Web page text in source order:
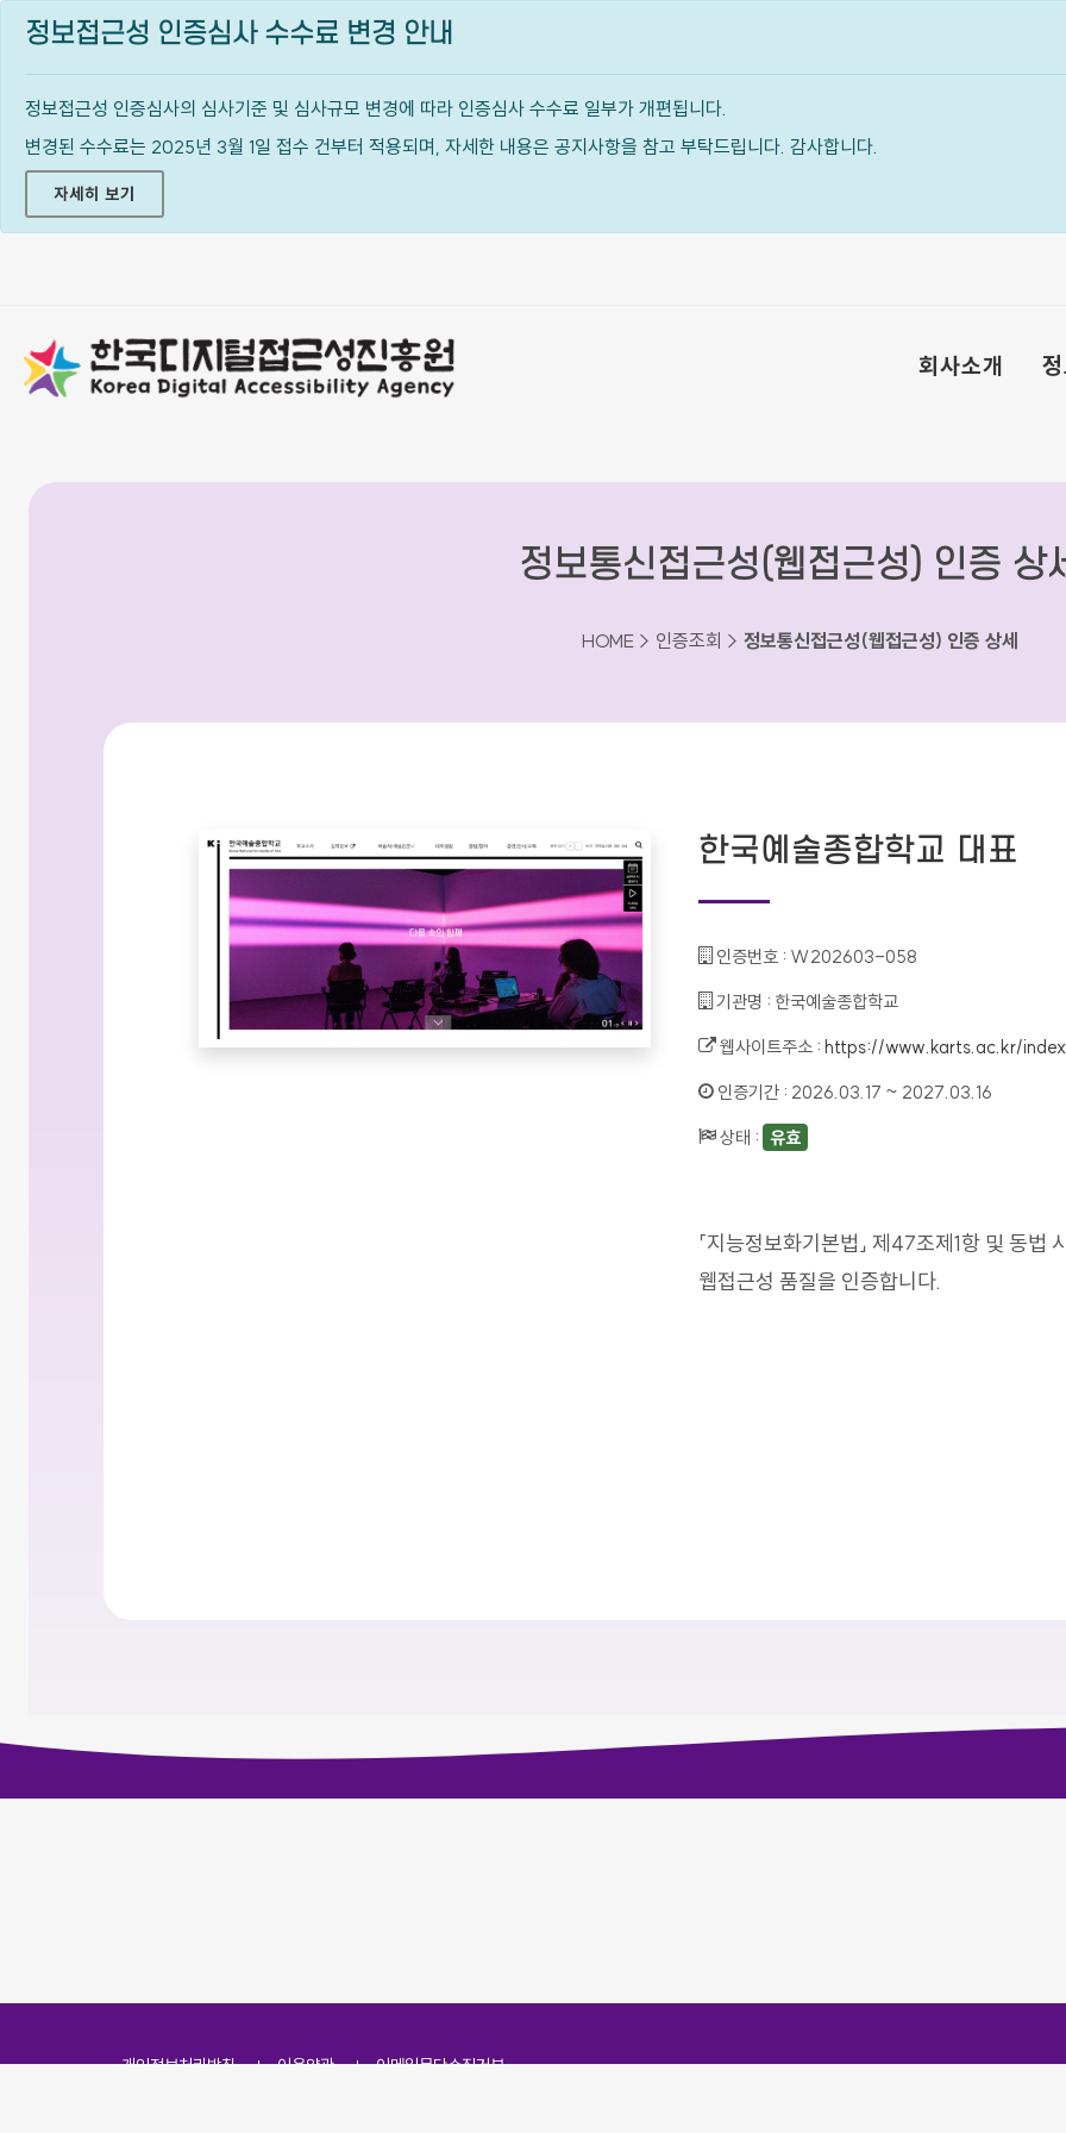
정보접근성 인증심사 수수료 변경 안내
정보접근성 인증심사의 심사기준 및 심사규모 변경에 따라 인증심사 수수료 일부가 개편됩니다.
변경된 수수료는 2025년 3월 1일 접수 건부터 적용되며, 자세한 내용은 공지사항을 참고 부탁드립니다. 감사합니다.
자세히 보기
회사소개
정보통신접근성(웹접근성) 인증 상세
HOME > 인증조회 > 정보통신접근성(웹접근성) 인증 상세
한국예술종합학교 대표
인증번호 : W202603-058
기관명 : 한국예술종합학교
웹사이트주소 :https://www.karts.ac.kr/
인증기간 : 2026.03.17 ~ 2027.03.16
상태 : 유효
「지능정보화기본법」 제47조제1항 및 동
웹접근성 품질을 인증합니다.
개인정보처리방침 이용약관 이메일무단수집거부